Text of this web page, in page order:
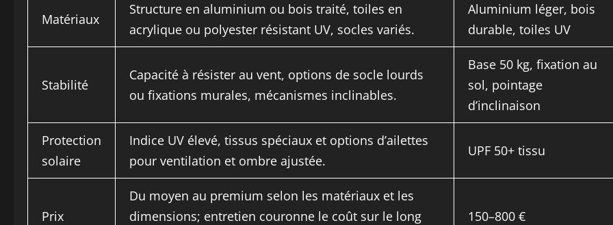
Matériaux
Structure en aluminium ou bois traité, toiles en
acrylique ou polyester résistant UV, socles variés.
Aluminium léger, bois
durable, toiles UV
Stabilité
Capacité à résister au vent, options de socle lourds
ou fixations murales, mécanismes inclinables.
Base 50 kg, fixation au
sol, pointage
d’inclinaison
Protection
solaire
Indice UV élevé, tissus spéciaux et options d’ailettes
pour ventilation et ombre ajustée.
UPF 50+ tissu
Prix
Du moyen au premium selon les matériaux et les
dimensions; entretien couronne le coût sur le long
150–800 €